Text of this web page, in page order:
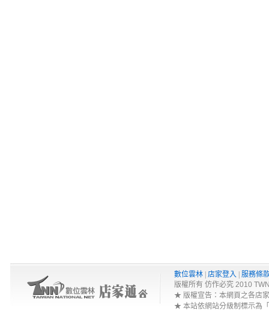
數位雲林 店家登入
服務條
版權所有 仿作必究 2010
★ 版權宣告：本網頁之各店
★ 本站依網站分級制標示為